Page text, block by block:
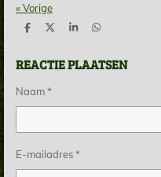
«Vorige
D
e
n
D
l
S
r
e
D
e
n
REACTIE PLAATSEN
Naam *
E-mailadres *